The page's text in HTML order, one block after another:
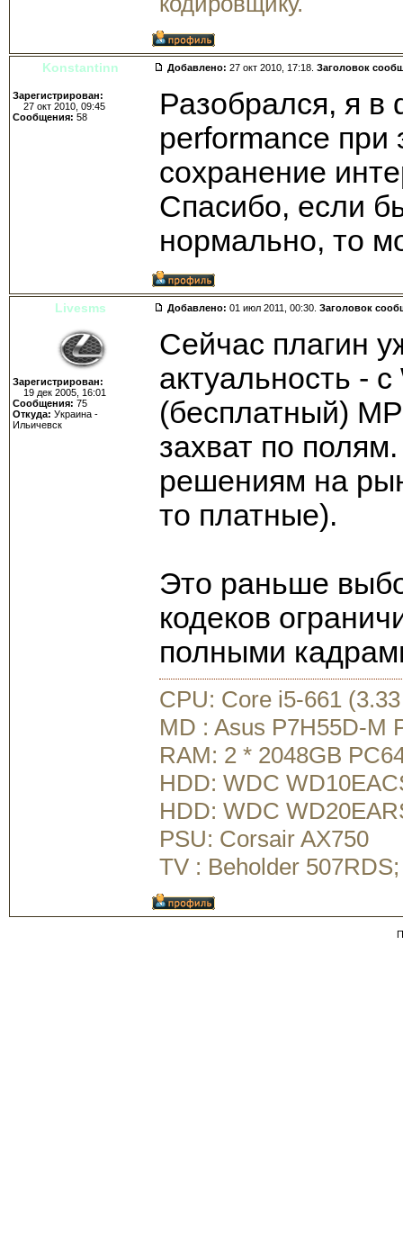
Konstantinn Добавлено: 27 окт 2010, 17:18. Заголовок
Зарегистрирован:
27 окт 2010, 09:45
Сообщения: 58
Разобрался, я в
performance при
сохранение
Спасибо, если
нормально, то
Livesms Добавлено: 01 июл 2011, 00:30. Заголовок
Зарегистрирован:
19 дек 2005, 16:01
Сообщения: 75
Откуда: Украина -
Ильичевск
Сейчас плагин
актуальность -
(бесплатный)
захват по
решениям на
то платные).
Это раньше
кодеков
полными
CPU: Core i5-661
MD : Asus P7H55D-M
RAM: 2 * 2048GB
HDD: WDC
HDD: WDC
PSU: Corsair AX750
TV : Beholder